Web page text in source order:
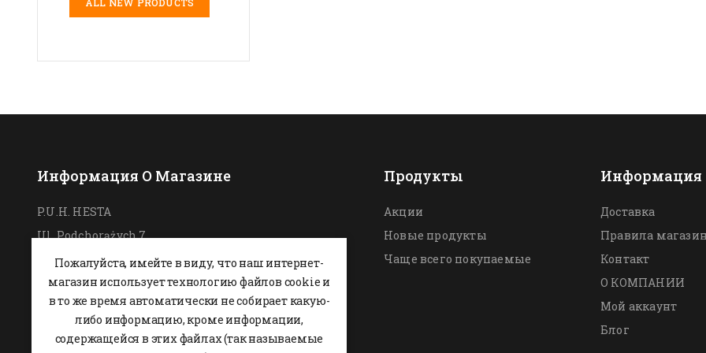
Информация О Магазине
P.U.H. HESTA
Ul. Podchorążych 7
26-600 Radom,ПОЛЬША
0048 48 364 09 46
+48 537-970-390
sklep@hesta.pl
Продукты
Акции
Новые продукты
Чаще всего покупаемые
Информация
Доставка
Правила
Контакт
О КОМПАНИИ
Мой аккаунт
Блог
Пожалуйста, имейте в виду, что наш интернет-
магазин использует технологию файлов cookie и
в то же время автоматически не собирает какую-
либо информацию, кроме информации,
содержащейся в этих файлах (так называемые